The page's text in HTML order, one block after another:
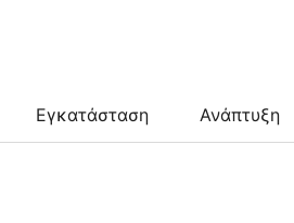
Εγκατάσταση Ανάπτυξη